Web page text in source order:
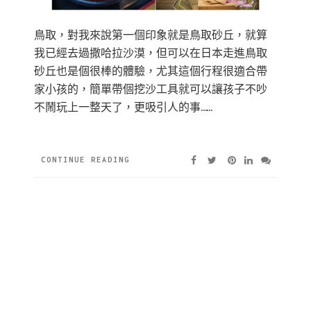
鳥取，對我來說第一個印象就是鳥取砂丘，就算
我已經去過撒哈拉沙漠，但可以在日本走進鳥取
砂丘也是個很棒的體驗，尤其這個行程很適合帶
家小孩的，簡單帶個挖沙工具就可以讓孩子不吵
不鬧玩上一整天了，更吸引人的事……
CONTINUE READING